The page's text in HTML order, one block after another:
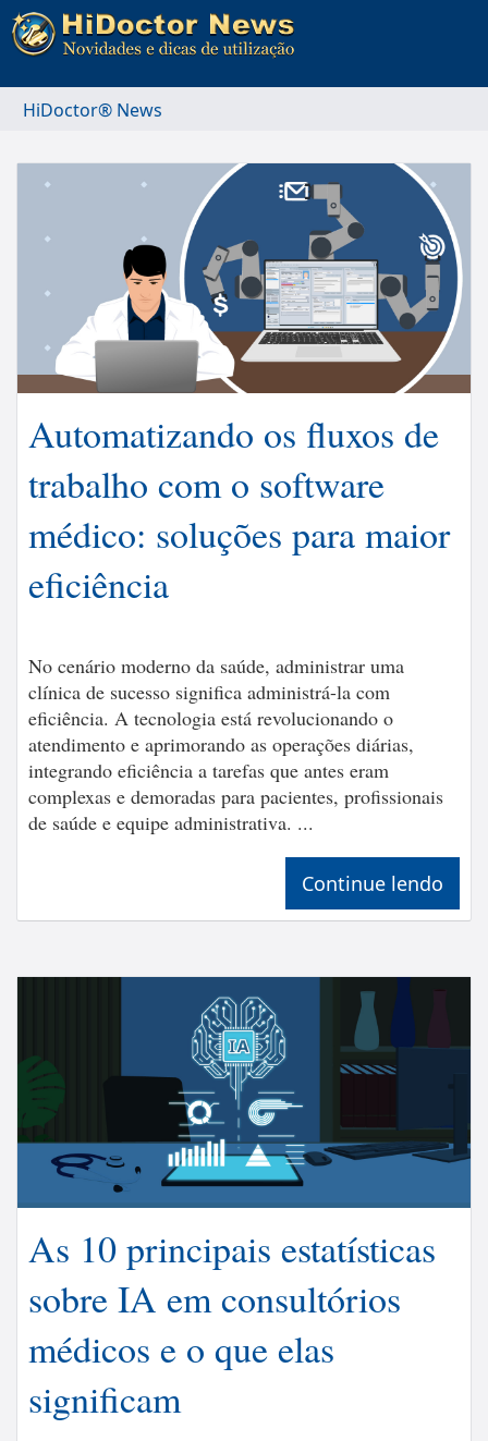
HiDoctor® News
Automatizando os fluxos de
trabalho com o software
médico: soluções para maior
eficiência
No cenário moderno da saúde, administrar uma
clínica de sucesso significa administrá-la com
eficiência. A tecnologia está revolucionando o
atendimento e aprimorando as operações diárias,
integrando eficiência a tarefas que antes eram
complexas e demoradas para pacientes, profissionais
de saúde e equipe administrativa. ...
Continue lendo
As 10 principais estatísticas
sobre IA em consultórios
médicos e o que elas
significam